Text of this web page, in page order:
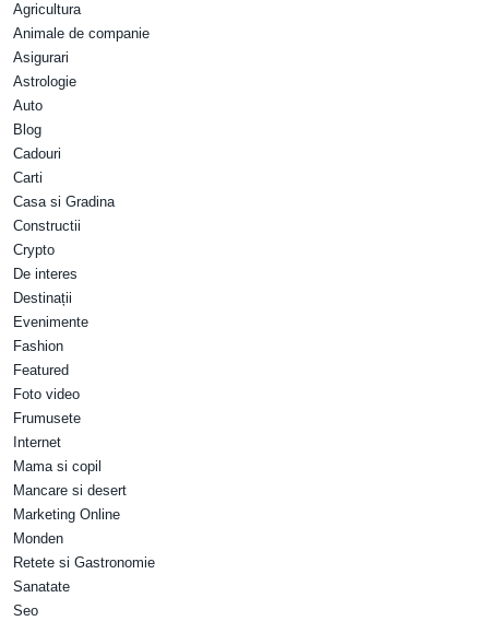
Agricultura
Animale de companie
Asigurari
Astrologie
Auto
Blog
Cadouri
Carti
Casa si Gradina
Constructii
Crypto
De interes
Destinații
Evenimente
Fashion
Featured
Foto video
Frumusete
Internet
Mama si copil
Mancare si desert
Marketing Online
Monden
Retete si Gastronomie
Sanatate
Seo